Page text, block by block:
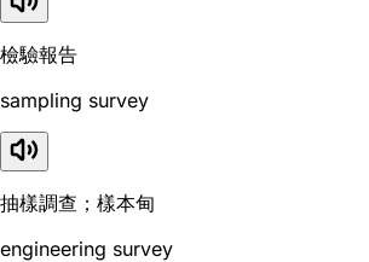
檢驗報告
sampling survey
抽樣調查；樣本甸
engineering survey